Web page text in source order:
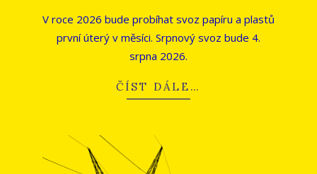
01
V roce 2026 bude probíhat svoz papíru a plastů
první úterý v měsíci. Srpnový svoz bude 4.
srpna 2026.
ČÍST DÁLE…